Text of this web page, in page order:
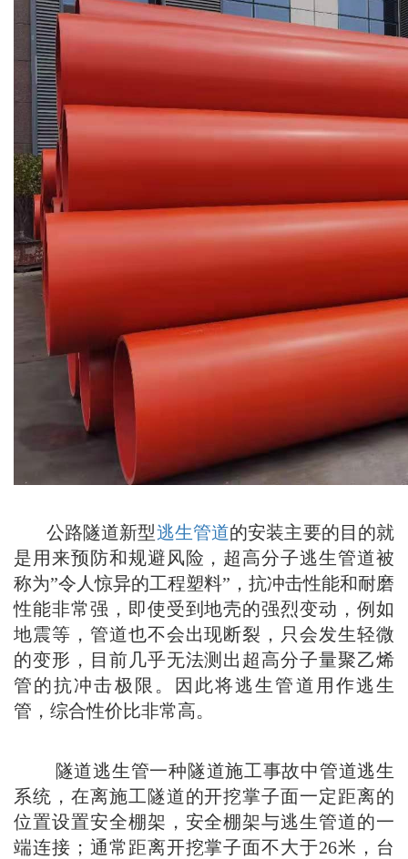
公路隧道新型逃生管道的安装主要的目的就
是用来预防和规避风险，超高分子逃生管道被
称为”令人惊异的工程塑料”，抗冲击性能和耐磨
性能非常强，即使受到地壳的强烈变动，例如
地震等，管道也不会出现断裂，只会发生轻微
的变形，目前几乎无法测出超高分子量聚乙烯
管的抗冲击极限。因此将逃生管道用作逃生
管，综合性价比非常高。
隧道逃生管一种隧道施工事故中管道逃生
系统，在离施工隧道的开挖掌子面一定距离的
位置设置安全棚架，安全棚架与逃生管道的一
端连接；通常距离开挖掌子面不大于26米，台